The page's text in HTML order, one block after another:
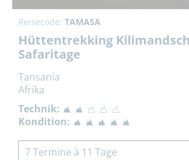
Reisecode: TAMASA
Hüttentrekking
Safaritage
Tansania
Afrika
Technik:
Kondition:
7 Termine à 11 Tage